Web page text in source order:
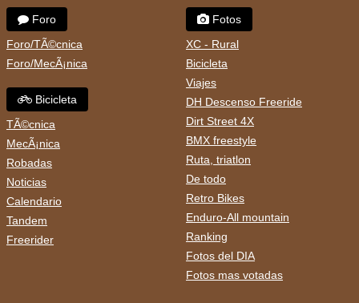
Foro
Foro/TÃ©cnica
Foro/MecÃ¡nica
Bicicleta
TÃ©cnica
MecÃ¡nica
Robadas
Noticias
Calendario
Tandem
Freerider
Fotos
XC - Rural
Bicicleta
Viajes
DH Descenso Freeride
Dirt Street 4X
BMX freestyle
Ruta, triatlon
De todo
Retro Bikes
Enduro-All mountain
Ranking
Fotos del DIA
Fotos mas votadas